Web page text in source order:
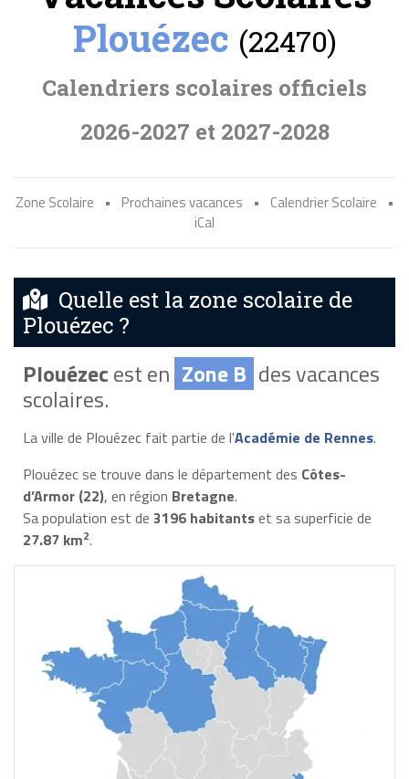
Plouézec (22470)
Calendriers scolaires officiels
2026-2027 et 2027-2028
Zone Scolaire • Prochaines vacances • Calendrier Scolaire
•
iCal
Quelle est la zone scolaire de
Plouézec ?
Plouézecest en Zone B des vacances
scolaires.
La ville de Plouézec fait partie de l'Académie de Rennes.
Plouézec se trouve dans le département des Côtes-
d’Armor (22), en région Bretagne.
Sa population est de 3196 habitantset sa superficie de
27.87 km2.